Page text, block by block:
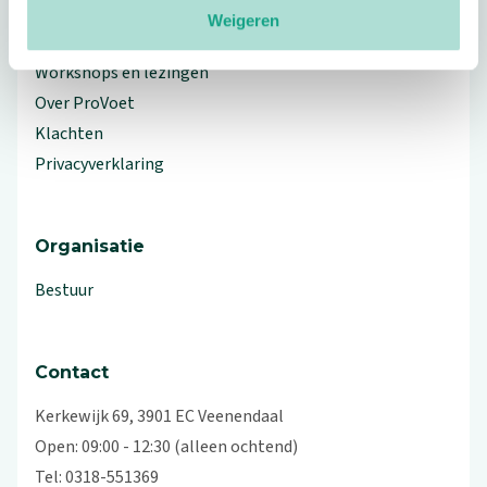
Weigeren
Workshops en lezingen
Over ProVoet
Klachten
Privacyverklaring
Organisatie
Bestuur
Contact
Kerkewijk 69, 3901 EC Veenendaal
Open: 09:00 - 12:30 (alleen ochtend)
Tel: 0318-551369